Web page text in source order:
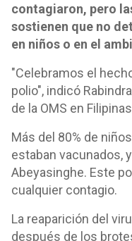
contagiaron, pero
sostienen que no
en niños o en el
"Celebramos el
polio", indicó
de la OMS en
Más del 80% de
estaban vacunados,
Abeyasinghe. Este
cualquier contagio.
La reaparición del
después de los